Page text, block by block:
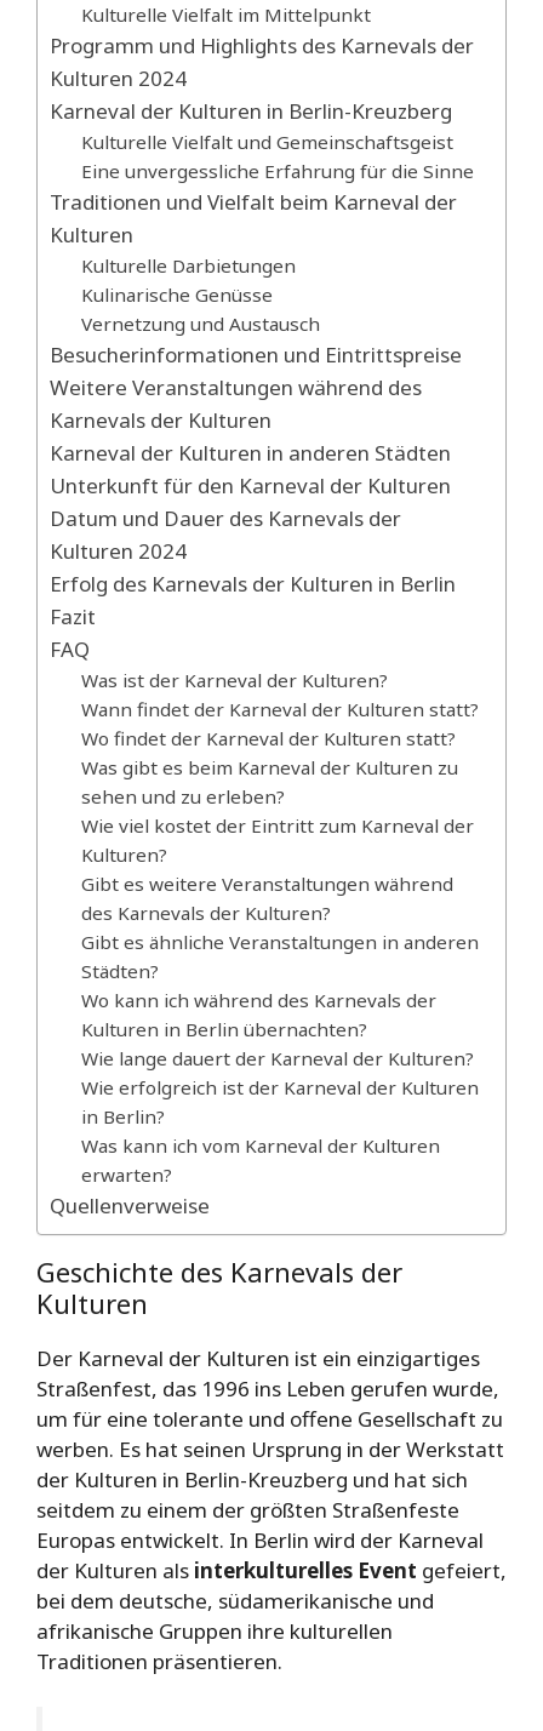
Kulturelle Vielfalt im Mittelpunkt
Programm und Highlights des Karnevals der
Kulturen 2024
Karneval der Kulturen in Berlin-Kreuzberg
Kulturelle Vielfalt und Gemeinschaftsgeist
Eine unvergessliche Erfahrung für die Sinne
Traditionen und Vielfalt beim Karneval der
Kulturen
Kulturelle Darbietungen
Kulinarische Genüsse
Vernetzung und Austausch
Besucherinformationen und Eintrittspreise
Weitere Veranstaltungen während des
Karnevals der Kulturen
Karneval der Kulturen in anderen Städten
Unterkunft für den Karneval der Kulturen
Datum und Dauer des Karnevals der
Kulturen 2024
Erfolg des Karnevals der Kulturen in Berlin
Fazit
FAQ
Was ist der Karneval der Kulturen?
Wann findet der Karneval der Kulturen statt?
Wo findet der Karneval der Kulturen statt?
Was gibt es beim Karneval der Kulturen zu
sehen und zu erleben?
Wie viel kostet der Eintritt zum Karneval der
Kulturen?
Gibt es weitere Veranstaltungen während
des Karnevals der Kulturen?
Gibt es ähnliche Veranstaltungen in anderen
Städten?
Wo kann ich während des Karnevals der
Kulturen in Berlin übernachten?
Wie lange dauert der Karneval der Kulturen?
Wie erfolgreich ist der Karneval der Kulturen
in Berlin?
Was kann ich vom Karneval der Kulturen
erwarten?
Quellenverweise
Geschichte des Karnevals der
Kulturen
Der Karneval der Kulturen ist ein einzigartiges
Straßenfest, das 1996 ins Leben gerufen wurde,
um für eine tolerante und offene Gesellschaft zu
werben. Es hat seinen Ursprung in der Werkstatt
der Kulturen in Berlin-Kreuzberg und hat sich
seitdem zu einem der größten Straßenfeste
Europas entwickelt. In Berlin wird der Karneval
der Kulturen als interkulturelles Event gefeiert,
bei dem deutsche, südamerikanische und
afrikanische Gruppen ihre kulturellen
Traditionen präsentieren.